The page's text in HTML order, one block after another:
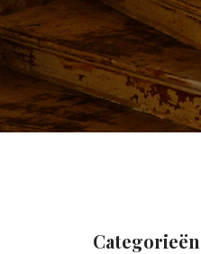
Categorieën